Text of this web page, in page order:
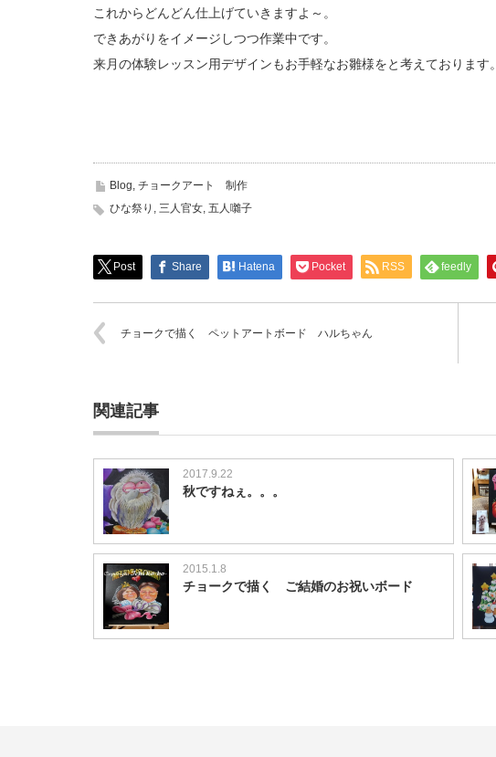
これからどんどん仕上げていきますよ～。
できあがりをイメージしつつ作業中です。
来月の体験レッスン用デザインもお手軽なお雛様をと考えております。
Blog チョークアート 制作
ひな祭り
三人官女 五人囃子
Post Share Hatena Pocket RSS feedly
チョークで描く ペットアートボード ハルちゃん
関連記事
2017.9.22
秋ですねぇ。。。
2015.1.8
チョークで描く ご結婚のお祝いボード